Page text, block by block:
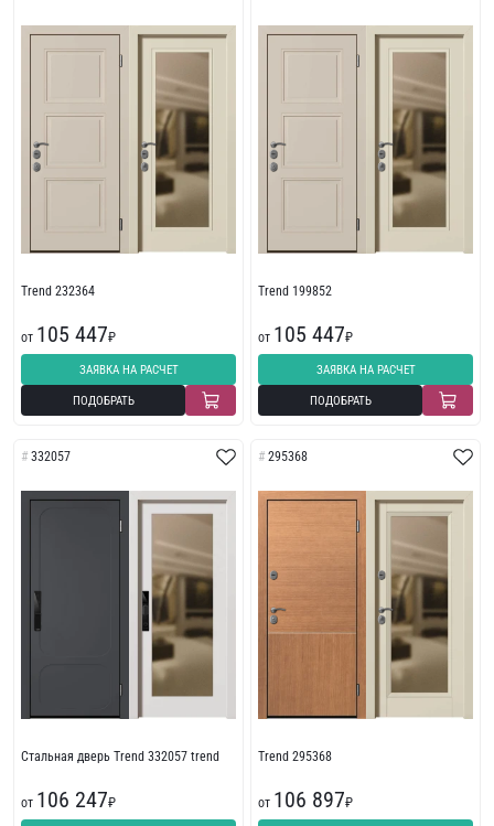
Trend 232364
от 105 447₽
ЗАЯВКА НА РАСЧЕТ
ПОДОБРАТЬ
Trend 199852
от 105 447₽
ЗАЯВКА НА РАСЧЕТ
ПОДОБРАТЬ
332057
Стальная дверь Trend 332057 trend
от 106 247₽
295368
Trend 295368
от 106 897₽